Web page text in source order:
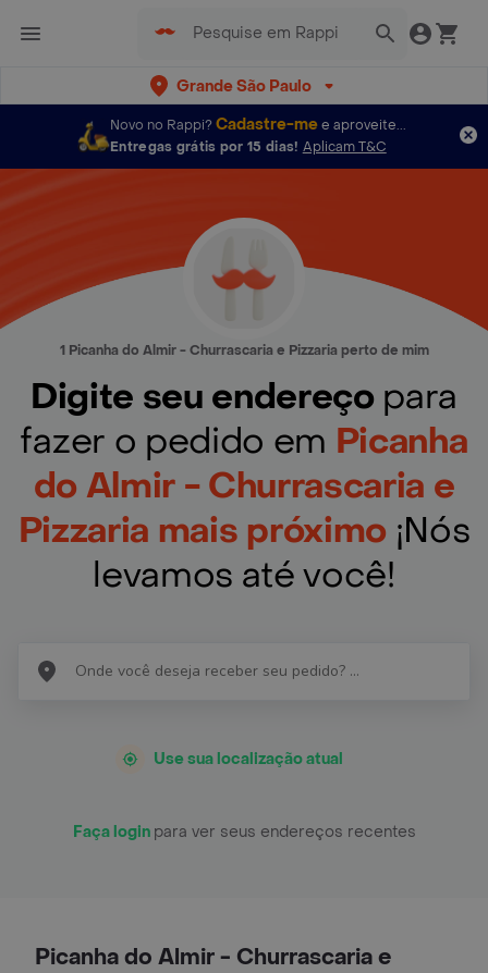
Grande São Paulo
Novo no Rappi? Cadastre-mee aproveite...
Entregas grátis por 15 dias! Aplicam T&C
1 Picanha do Almir - Churrascaria e Pizzaria perto de mim
Digite seu endereço para
fazer o pedido em Picanha
do Almir - Churrascaria e
Pizzaria mais próximo ¡Nós
levamos até você!
Use sua localização atual
Faça login para ver seus endereços recentes
Picanha do Almir - Churrascaria e